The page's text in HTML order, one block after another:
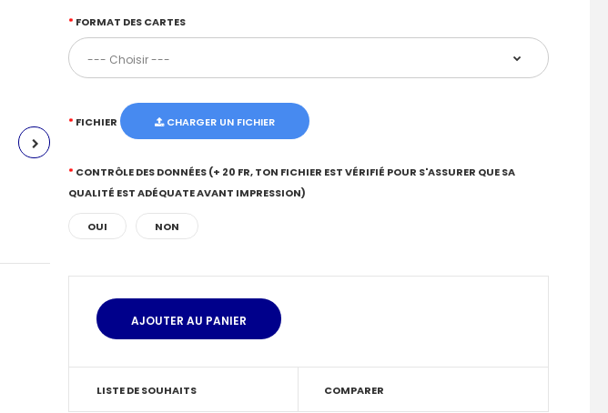
FORMAT DES CARTES
FICHIER CHARGER UN FICHIER
CONTRÔLE DES DONNÉES (+ 20 FR, TON FICHIER EST VÉRIFIÉ POUR S'ASSURER QUE SA
QUALITÉ EST ADÉQUATE AVANT IMPRESSION)
OUI NON
LISTE DE SOUHAITS COMPARER